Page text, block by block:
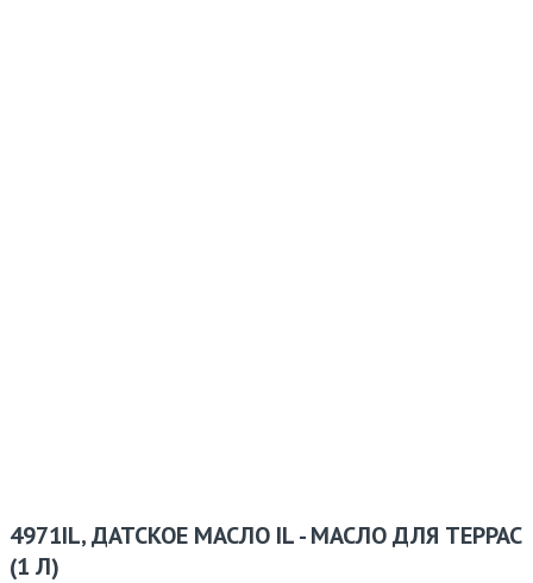
4971IL, ДАТСКОЕ МАСЛО IL - МАСЛО ДЛЯ ТЕРРАС
(1 Л)